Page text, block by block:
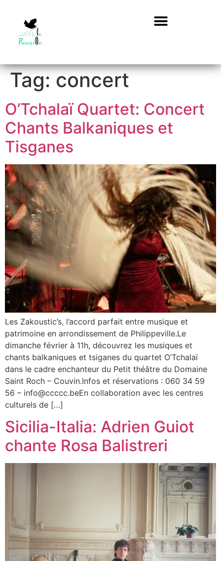
Tag: concert
O’Tchalaï Quartet: Concert
Chants Balkaniques et
Tisganes
Les Zakoustic’s, l’accord parfait entre musique et
patrimoine en arrondissement de Philippeville.Le
dimanche février à 11h, découvrez les musiques et
chants balkaniques et tsiganes du quartet O’Tchalaï
dans le cadre enchanteur du Petit théâtre du Domaine
Saint Roch – Couvin.Infos et réservations : 060 34 59
56 – info@ccccc.beEn collaboration avec les centres
culturels de […]
Sicilia-Italia: Adrien Guiot
chante Rosa Balistreri